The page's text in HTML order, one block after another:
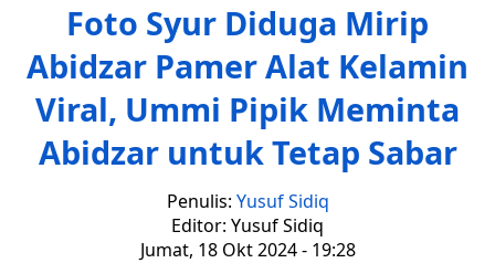
Foto Syur Diduga Mirip
Abidzar Pamer Alat Kelamin
Viral, Ummi Pipik Meminta
Abidzar untuk Tetap Sabar
Penulis: Yusuf Sidiq
Editor: Yusuf Sidiq
Jumat, 18 Okt 2024 - 19:28